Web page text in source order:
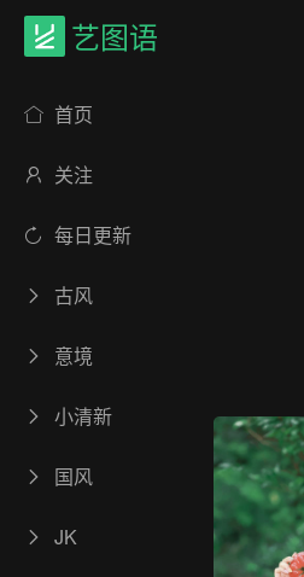
艺图语
首页
关注
每日更新
古风
意境
小清新
国风
JK